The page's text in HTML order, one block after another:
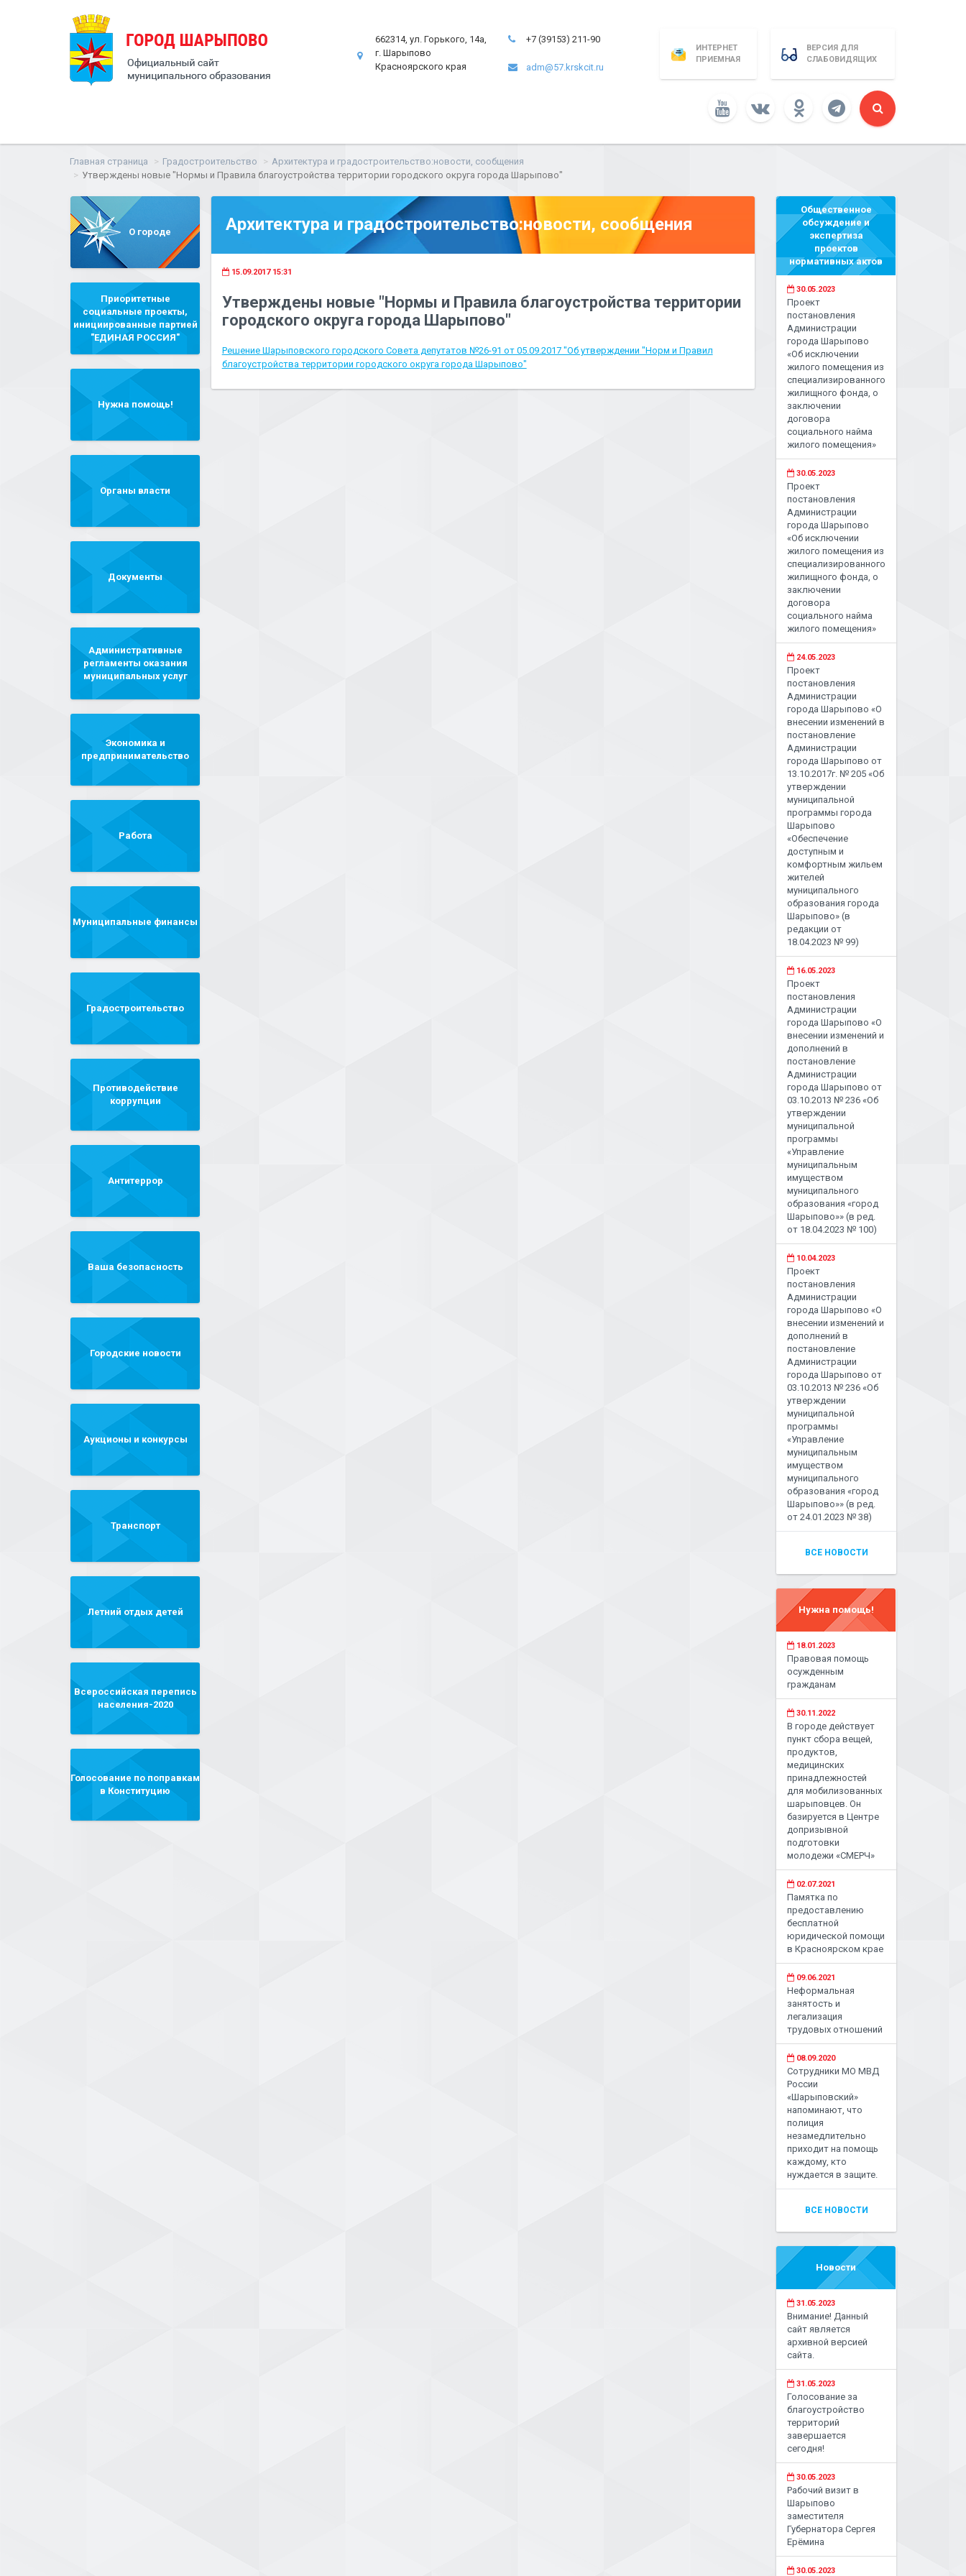
662314, ул. Горького, 14а,
г. Шарыпово
Красноярского края
+7 (39153) 211-90
adm@57.krskcit.ru
ИНТЕРНЕТ
ПРИЕМНАЯ
ВЕРСИЯ ДЛЯ
СЛАБОВИДЯЩИХ
Главная страница Градостроительство
Архитектура и градостроительство:новости, сообщения
Утверждены новые "Нормы и Правила благоустройства территории городского округа города Шарыпово"
О городе
Приоритетные
социальные проекты,
инициированные партией
"ЕДИНАЯ РОССИЯ"
Нужна помощь!
Органы власти
Документы
Административные
регламенты оказания
муниципальных услуг
Экономика и
предпринимательство
Работа
Муниципальные финансы
Градостроительство
Противодействие
коррупции
Антитеррор
Ваша безопасность
Городские новости
Аукционы и конкурсы
Транспорт
Летний отдых детей
Всероссийская перепись
населения-2020
Голосование по поправкам
в Конституцию
Архитектура и градостроительство:новости, сообщения
15.09.2017 15:31
Утверждены новые "Нормы и Правила благоустройства территории
городского округа города Шарыпово"
Решение Шарыповского городского Совета депутатов №26-91 от 05.09.2017 "Об утверждении "Норм и Правил
благоустройства территории городского округа города Шарыпово"
Общественное
обсуждение и
экспертиза
проектов
нормативных актов
30.05.2023
Проект
постановления
Администрации
города Шарыпово
«Об исключении
жилого помещения из
специализированного
жилищного фонда, о
заключении
договора
социального найма
жилого помещения»
30.05.2023
Проект
постановления
Администрации
города Шарыпово
«Об исключении
жилого помещения из
специализированного
жилищного фонда, о
заключении
договора
социального найма
жилого помещения»
24.05.2023
Проект
постановления
Администрации
города Шарыпово «О
внесении изменений в
постановление
Администрации
города Шарыпово от
13.10.2017г. № 205 «Об
утверждении
муниципальной
программы города
Шарыпово
«Обеспечение
доступным и
комфортным жильем
жителей
муниципального
образования города
Шарыпово» (в
редакции от
18.04.2023 № 99)
16.05.2023
Проект
постановления
Администрации
города Шарыпово «О
внесении изменений и
дополнений в
постановление
Администрации
города Шарыпово от
03.10.2013 № 236 «Об
утверждении
муниципальной
программы
«Управление
муниципальным
имуществом
муниципального
образования «город
Шарыпово»» (в ред.
от 18.04.2023 № 100)
10.04.2023
Проект
постановления
Администрации
города Шарыпово «О
внесении изменений и
дополнений в
постановление
Администрации
города Шарыпово от
03.10.2013 № 236 «Об
утверждении
муниципальной
программы
«Управление
муниципальным
имуществом
муниципального
образования «город
Шарыпово»» (в ред.
от 24.01.2023 № 38)
ВСЕ НОВОСТИ
Нужна помощь!
18.01.2023
Правовая помощь
осужденным
гражданам
30.11.2022
В городе действует
пункт сбора вещей,
продуктов,
медицинских
принадлежностей
для мобилизованных
шарыповцев. Он
базируется в Центре
допризывной
подготовки
молодежи «СМЕРЧ»
02.07.2021
Памятка по
предоставлению
бесплатной
юридической помощи
в Красноярском крае
09.06.2021
Неформальная
занятость и
легализация
трудовых отношений
08.09.2020
Сотрудники МО МВД
России
«Шарыповский»
напоминают, что
полиция
незамедлительно
приходит на помощь
каждому, кто
нуждается в защите.
ВСЕ НОВОСТИ
Новости
31.05.2023
Внимание! Данный
сайт является
архивной версией
сайта.
31.05.2023
Голосование за
благоустройство
территорий
завершается
сегодня!
30.05.2023
Рабочий визит в
Шарыпово
заместителя
Губернатора Сергея
Ерёмина
30.05.2023